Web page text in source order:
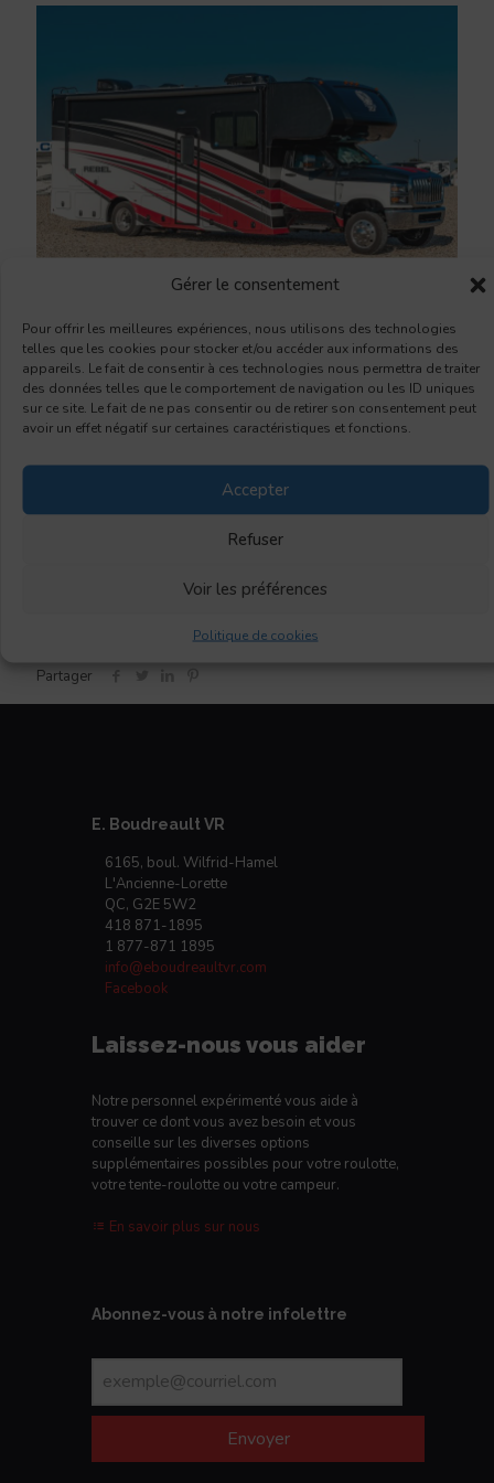
Gérer le consentement
Pour offrir les meilleures expériences, nous utilisons des technologies
telles que les cookies pour stocker et/ou accéder aux informations des
appareils. Le fait de consentir à ces technologies nous permettra de traiter
des données telles que le comportement de navigation ou les ID uniques
sur ce site. Le fait de ne pas consentir ou de retirer son consentement peut
avoir un effet négatif sur certaines caractéristiques et fonctions.
Accepter
Refuser
Voir les préférences
Politique de cookies
Longeur : 30'11"
Poids : 15000 Lb
Couche : 6 personnes
Voir la fiche complète du fabricant
Financement
Partager
E. Boudreault VR
6165, boul. Wilfrid-Hamel
L'Ancienne-Lorette
QC, G2E 5W2
418 871-1895
1 877-871 1895
info@eboudreaultvr.com
Facebook
Laissez-nous vous aider
Notre personnel expérimenté vous aide à
trouver ce dont vous avez besoin et vous
conseille sur les diverses options
supplémentaires possibles pour votre roulotte,
votre tente-roulotte ou votre campeur.
En savoir plus sur nous
Abonnez-vous à notre infolettre
Envoyer